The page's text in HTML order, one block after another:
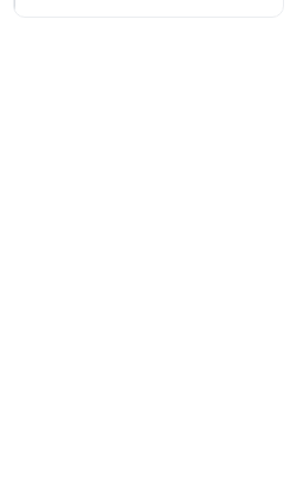
> y^2 \}
\right)^{-